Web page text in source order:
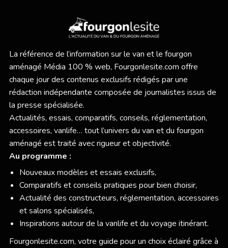
La référence de l’information sur le van et le fourgon
aménagé Média 100 % web, Fourgonlesite.com offre
chaque jour des contenus exclusifs rédigés par une
rédaction indépendante composée de journalistes issus de
la presse spécialisée.
Actualités, essais, comparatifs, conseils, réglementation,
accessoires, vanlife… tout l’univers du van et du fourgon
aménagé est traité avec rigueur et objectivité.
Au programme :
Nouveaux modèles et essais exclusifs,
Comparatifs et conseils pratiques pour bien choisir,
Actualité des constructeurs, réglementation, accessoires
et salons spécialisés,
Inspirations autour de la vanlife et du voyage itinérant.
Fourgonlesite.com, votre guide pour un choix éclairé grâce à